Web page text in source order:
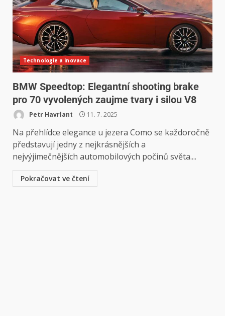
Technologie a inovace
BMW Speedtop: Elegantní shooting brake
pro 70 vyvolených zaujme tvary i silou V8
Petr Havrlant 11. 7. 2025
Na přehlídce elegance u jezera Como se každoročně
představují jedny z nejkrásnějších a
nejvýjimečnějších automobilových počinů světa....
Pokračovat ve čtení